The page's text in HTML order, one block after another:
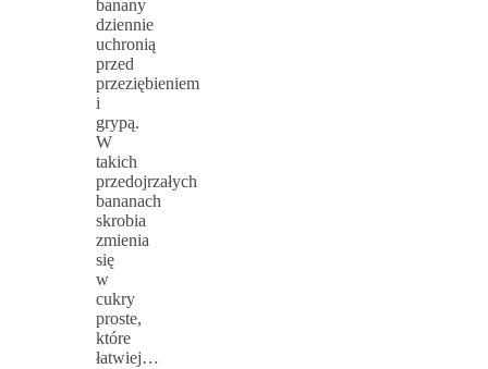
banany
dziennie
uchronią
przed
przeziębieniem
i
grypą.
W
takich
przedojrzałych
bananach
skrobia
zmienia
się
w
cukry
proste,
które
łatwiej…